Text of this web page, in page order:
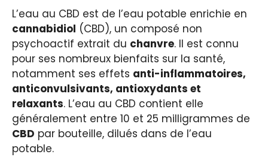
L’eau au CBD est de l’eau potable enrichie en
cannabidiol (CBD), un composé non
psychoactif extrait du chanvre. Il est connu
pour ses nombreux bienfaits sur la santé,
notamment ses effets anti-inflammatoires,
anticonvulsivants, antioxydants et
relaxants. L’eau au CBD contient elle
généralement entre 10 et 25 milligrammes de
CBD par bouteille, dilués dans de l’eau
potable.